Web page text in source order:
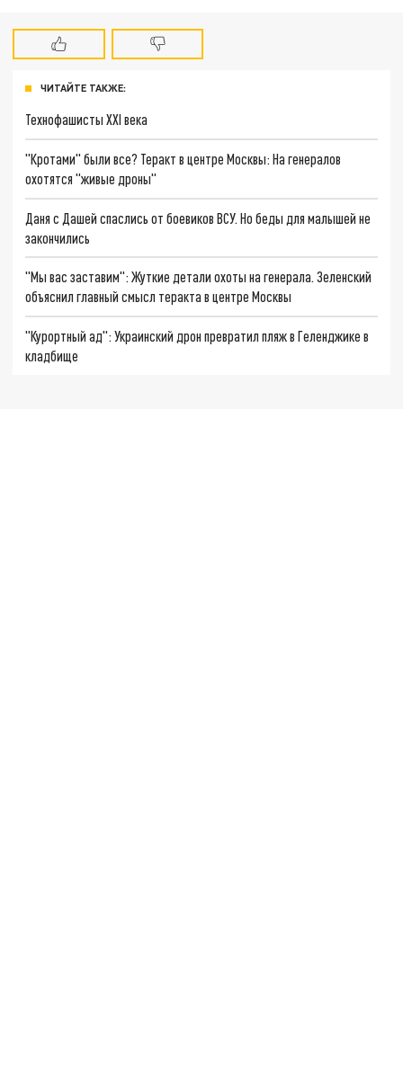
ЧИТАЙТЕ ТАКЖЕ:
Технофашисты XXI века
"Кротами" были все? Теракт в центре Москвы: На генералов
охотятся "живые дроны"
Даня с Дашей спаслись от боевиков ВСУ. Но беды для малышей не
закончились
"Мы вас заставим": Жуткие детали охоты на генерала. Зеленский
объяснил главный смысл теракта в центре Москвы
"Курортный ад": Украинский дрон превратил пляж в Геленджике в
кладбище